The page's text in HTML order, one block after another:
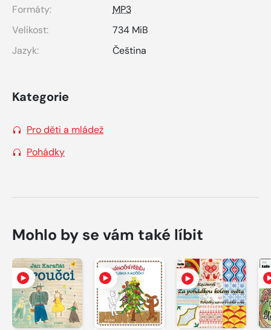
Formáty:
MP3
Velikost:
734 MiB
Jazyk:
Čeština
Kategorie
Pro děti a mládež
Pohádky
Mohlo by se vám také líbit